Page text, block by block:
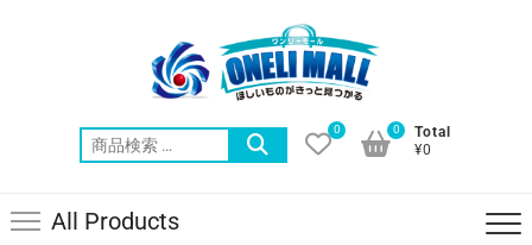
索
0
Total
¥0
0
All Products